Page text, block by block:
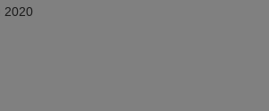
2020